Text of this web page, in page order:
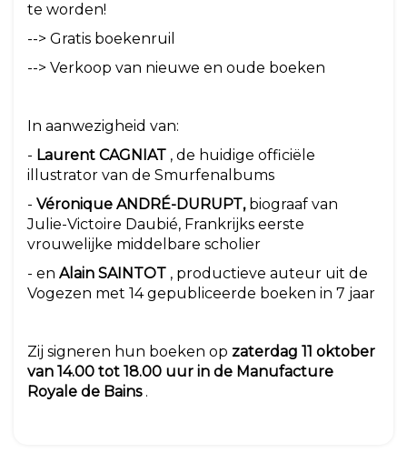
te worden!
--> Gratis boekenruil
--> Verkoop van nieuwe en oude boeken
In aanwezigheid van:
- Laurent CAGNIAT , de huidige officiële
illustrator van de Smurfenalbums
- Véronique ANDRÉ-DURUPT,biograaf van
Julie-Victoire Daubié, Frankrijks eerste
vrouwelijke middelbare scholier
- en Alain SAINTOT , productieve auteur uit de
Vogezen met 14 gepubliceerde boeken in 7 jaar
Zij signeren hun boeken op zaterdag 11 oktober
van 14.00 tot 18.00 uur in de Manufacture
Royale de Bains.